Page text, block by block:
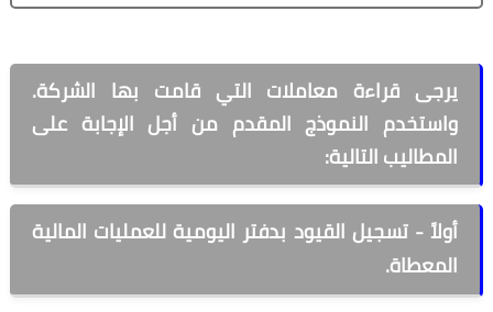
يرجى قراءة معاملات التي قامت بها الشركة.
واستخدم النموذج المقدم من أجل الإجابة على
المطاليب التالية:
أولاً - تسجيل القيود بدفتر اليومية للعمليات المالية
المعطاة.